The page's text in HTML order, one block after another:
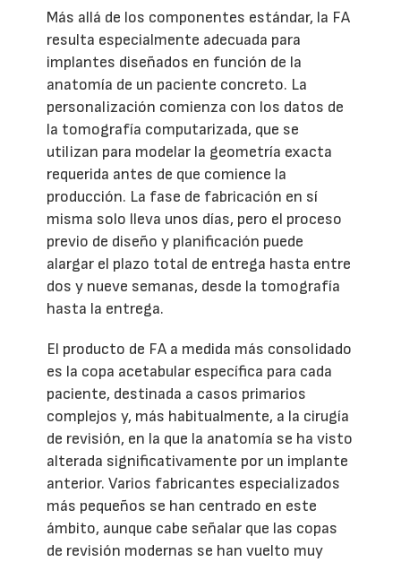
Más allá de los componentes estándar, la FA
resulta especialmente adecuada para
implantes diseñados en función de la
anatomía de un paciente concreto. La
personalización comienza con los datos de
la tomografía computarizada, que se
utilizan para modelar la geometría exacta
requerida antes de que comience la
producción. La fase de fabricación en sí
misma solo lleva unos días, pero el proceso
previo de diseño y planificación puede
alargar el plazo total de entrega hasta entre
dos y nueve semanas, desde la tomografía
hasta la entrega.
El producto de FA a medida más consolidado
es la copa acetabular específica para cada
paciente, destinada a casos primarios
complejos y, más habitualmente, a la cirugía
de revisión, en la que la anatomía se ha visto
alterada significativamente por un implante
anterior. Varios fabricantes especializados
más pequeños se han centrado en este
ámbito, aunque cabe señalar que las copas
de revisión modernas se han vuelto muy